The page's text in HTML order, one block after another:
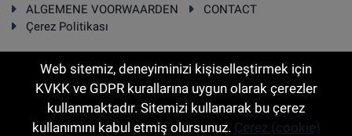
ALGEMENE VOORWAARDEN
CONTACT
Çerez Politikası
RSS Copyright © 2025 Sonhaber.eu Her hakkı saklıdır.
Web sitemiz, deneyiminizi kişiselleştirmek için
KVKK ve GDPR kurallarına uygun olarak çerezler
kullanmaktadır. Sitemizi kullanarak bu çerez
kullanımını kabul etmiş olursunuz. Çerez (cookie)